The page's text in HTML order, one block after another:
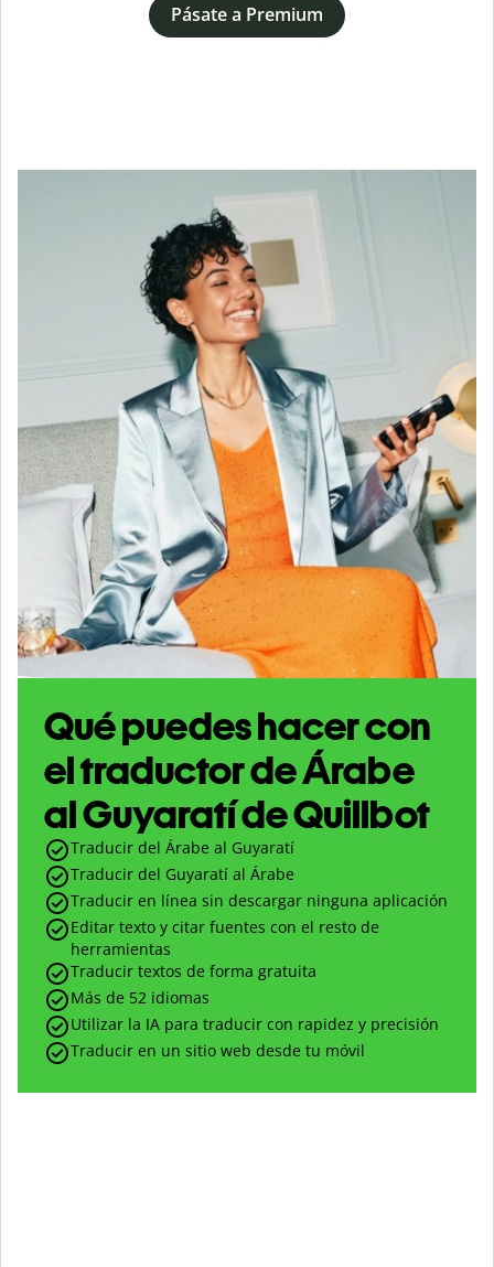
Pásate a Premium
Qué puedes hacer con
el traductor de Árabe
al Guyaratí de Quillbot
Traducir del Árabe al Guyaratí
Traducir del Guyaratí al Árabe
Traducir en línea sin descargar ninguna aplicación
Editar texto y citar fuentes con el resto de
herramientas
Traducir textos de forma gratuita
Más de 52 idiomas
Utilizar la IA para traducir con rapidez y precisión
Traducir en un sitio web desde tu móvil